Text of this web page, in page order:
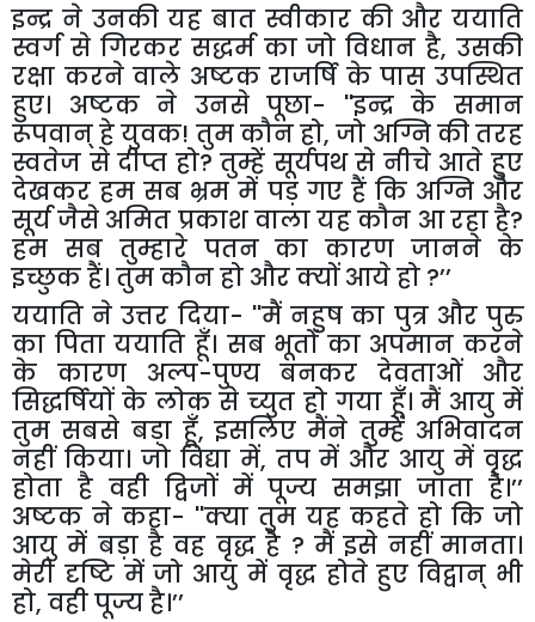
इन्द्र ने उनकी यह बात स्वीकार की और ययाति
स्वर्ग से गिरकर सद्धर्म का जो विधान है, उसकी
रक्षा करने वाले अष्टक राजर्षि के पास उपस्थित
हुए। अष्टक ने उनसे पूछा- ''इन्द्र के समान
रूपवान् हे युवक! तुम कौन हो,जो अग्नि की तरह
स्वतेज से दीप्त हो?तुम्हें सूर्यपथ से नीचे आते हुए
देखकर हम सब भ्रम में पड़ गए हैं कि अग्नि और
सूर्य जैसे अमित प्रकाश वाला यह कौन आ रहा है?
हम सब तुम्हारे पतन का कारण जानने के
इच्छुक हैं। तुम कौन हो और क्यों आये हो ?’’
ययाति ने उत्तर दिया- ''मैं नहुष का पुत्र और पुरु
का पिता ययाति हूँ। सब भूतों का अपमान करने
के कारण अल्प-पुण्य बनकर देवताओं और
सिद्धर्षियों के लोक से च्युत हो गया हूँ। मैं आयु में
तुम सबसे बड़ा हूँ,इसलिए मैंने तुम्हें अभिवादन
नहीं किया। जो विद्या में, तप में और आयु में वृद्ध
होता है वही द्विजों में पूज्य समझा जाता है।’’
अष्टक ने कहा- ''क्या तुम यह कहते हो कि जो
आयु में बड़ा है वह वृद्ध है ? मैं इसे नहीं मानता।
मेरी दृष्टि में जो आयु में वृद्ध होते हुए विद्वान् भी
हो, वही पूज्य है।’’